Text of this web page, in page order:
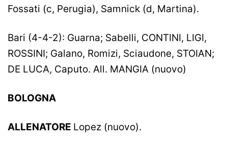
Fossati (c, Perugia), Samnick (d, Martina).
Bari (4-4-2): Guarna; Sabelli, CONTINI, LIGI,
ROSSINI; Galano, Romizi, Sciaudone, STOIAN;
DE LUCA, Caputo. All. MANGIA (nuovo)
BOLOGNA
ALLENATORE Lopez (nuovo).